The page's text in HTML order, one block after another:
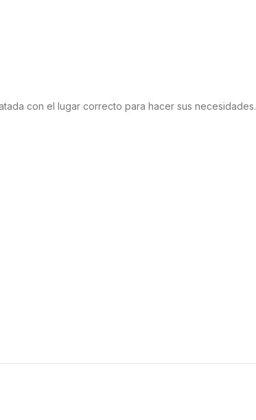
con el lugar correcto para hacer sus necesidades.